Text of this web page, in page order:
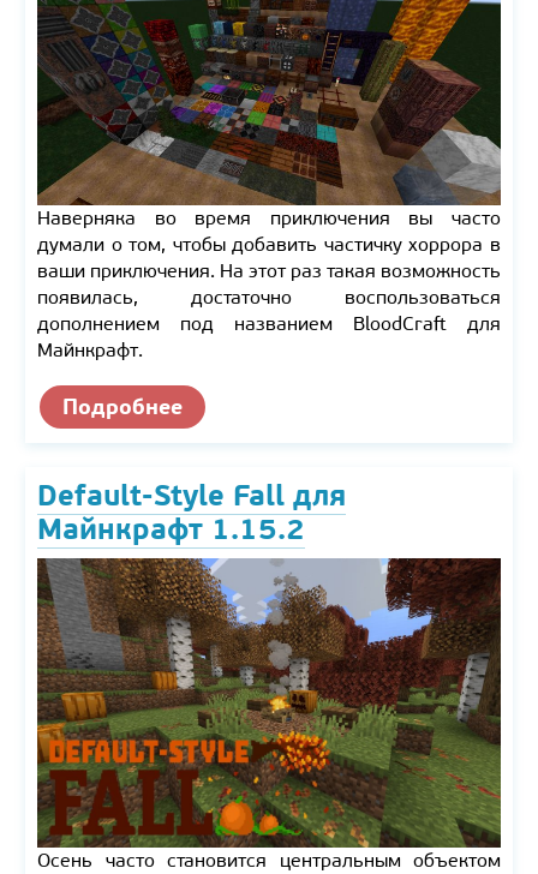
Наверняка во время приключения вы часто
думали о том, чтобы добавить частичку хоррора в
ваши приключения. На этот раз такая возможность
появилась, достаточно воспользоваться
дополнением под названием BloodCraft для
Майнкрафт.
Подробнее
Default-Style Fall для
Майнкрафт 1.15.2
Осень часто становится центральным объектом